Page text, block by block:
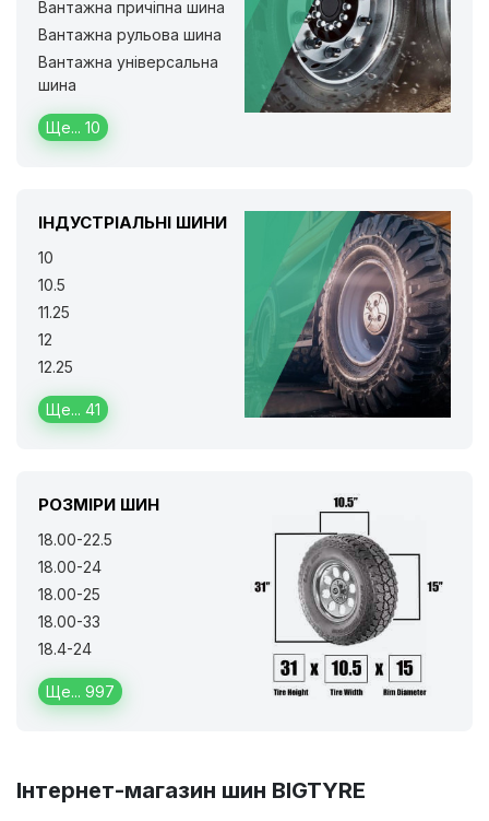
Вантажна причіпна шина
Вантажна рульова шина
Вантажна універсальна
шина
Ще... 10
ІНДУСТРІАЛЬНІ ШИНИ
10
10.5
11.25
12
12.25
Ще... 41
РОЗМІРИ ШИН
18.00-22.5
18.00-24
18.00-25
18.00-33
18.4-24
Ще... 997
Інтернет-магазин шин BIGTYRE